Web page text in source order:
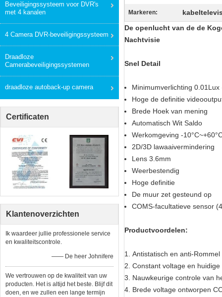
Beveiligingssysteem voor DVR's
met 4 kanalen
4 Camera DVR-beveiligingssysteem
Draadloze
Camerabeveiligingssystemen
draadloze autoback-up camera
Certificaten
Klantenoverzichten
Ik waardeer jullie professionele service
en kwaliteitscontrole.
—— De heer Johnifere
We vertrouwen op de kwaliteit van uw
producten. Het is altijd het beste. Blijf dit
doen, en we zullen een lange termijn
Markeren:
De openlucht van de de
Nachtvisie
Snel Detail
Minimumverlichting 0.01Lux
Hoge de definitie
Brede Hoek van mening
Automatisch Wit Saldo
Werkomgeving -
2D/3D lawaaivermindering
Lens 3.6mm
Weerbestendig
Hoge definitie
De muur zet gesteund op
COMS-facultatieve sensor
Productvoordelen:
1. Antistatisch en anti-Rommel
2. Constant voltage en
3. Nauwkeurige controle van
4. Brede voltage ontworpen